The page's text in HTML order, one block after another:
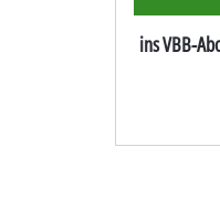
ins VBB-